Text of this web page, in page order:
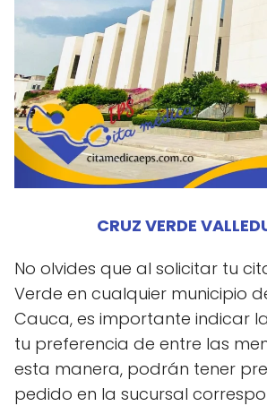
CRUZ VERDE
No olvides que al solicitar tu
Verde en cualquier municipio
Cauca, es importante indicar
tu preferencia de entre las
esta manera, podrán tener
pedido en la sucursal